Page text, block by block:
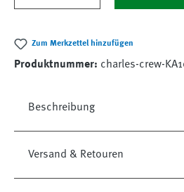
Zum Merkzettel hinzufügen
Produktnummer: charles-crew-
Beschreibung
Versand & Retouren